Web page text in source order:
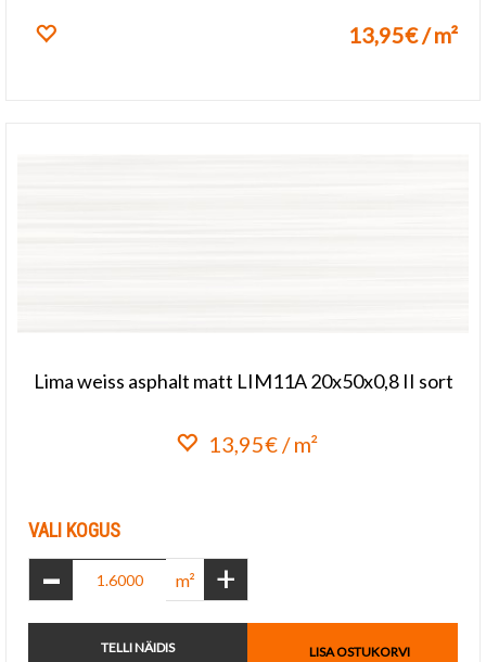
13,95€ / m²
Lima weiss asphalt matt LIM11A 20x50x0,8 II sort
13,95€ / m²
VALI KOGUS
- m² +
TELLI NÄIDIS LISA OSTUKORVI